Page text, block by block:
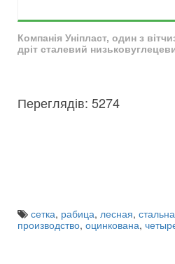
Компанія Уніпласт, один з
дріт сталевий
Переглядів: 5274
сетка, рабица, лесная,
производство, оцинкована,